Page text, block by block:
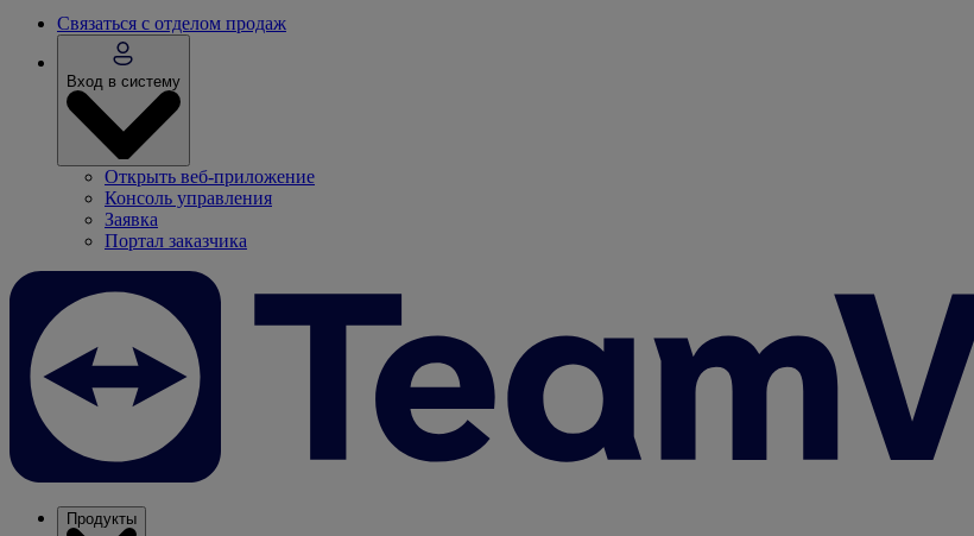
Связаться с отделом продаж
Вход в систему
Открыть веб-приложение
Консоль управления
Заявка
Портал заказчика
Продукты